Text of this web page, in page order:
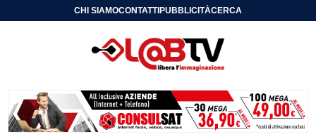
CHI SIAMOCONTATTIPUBBLICITÀCERCA